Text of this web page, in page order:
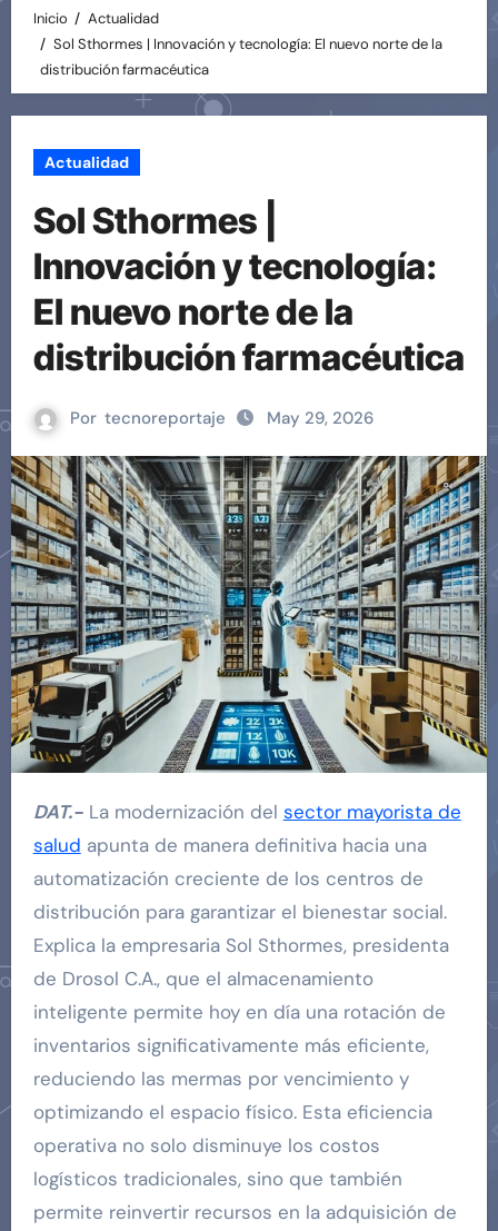
Inicio
Actualidad
Sol Sthormes | Innovación y tecnología: El nuevo norte de la
distribución farmacéutica
Actualidad
Sol Sthormes |
Innovación y tecnología:
El nuevo norte de la
distribución farmacéutica
Por tecnoreportaje May 29, 2026
DAT.-La modernización del sector mayorista de
salud apunta de manera definitiva hacia una
automatización creciente de los centros de
distribución para garantizar el bienestar social.
Explica la empresaria Sol Sthormes, presidenta
de Drosol C.A., que el almacenamiento
inteligente permite hoy en día una rotación de
inventarios significativamente más eficiente,
reduciendo las mermas por vencimiento y
optimizando el espacio físico. Esta eficiencia
operativa no solo disminuye los costos
logísticos tradicionales, sino que también
permite reinvertir recursos en la adquisición de